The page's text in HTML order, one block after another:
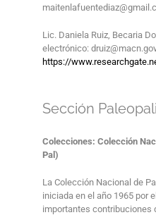
Lic. Daniela Ruiz, Becaria
electrónico:
https://
Sección
Colecciones: Colección
Pal)
La Colección Nacional de
iniciada en el año 1965 por
importantes contribuciones